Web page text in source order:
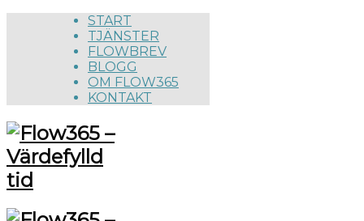
START
TJÄNSTER
FLOWBREV
BLOGG
OM FLOW365
KONTAKT